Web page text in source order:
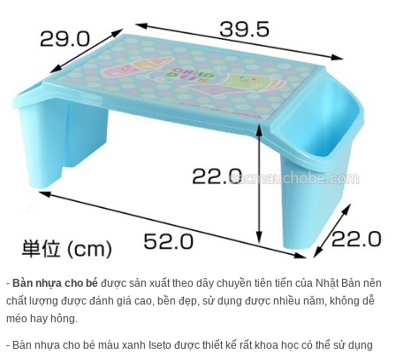
- Bàn nhựa cho bé được sản xuất theo dây chuyền tiên tiến của Nhật Bản nên
chất lượng được đánh giá cao, bền đẹp, sử dụng được nhiều năm, không dễ
méo hay hỏng.
- Bàn nhựa cho bé màu xanh Iseto được thiết kế rất khoa học có thể sử dụng